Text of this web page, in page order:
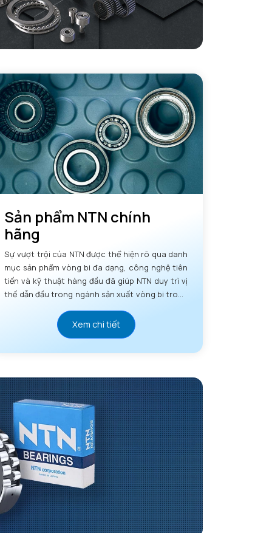
Sản phẩm NTN chính
hãng
Sự vượt trội của NTN được thể hiện rõ qua danh
mục sản phẩm vòng bi đa dạng, công nghệ tiên
tiến và kỹ thuật hàng đầu đã giúp NTN duy trì vị
thế dẫn đầu trong ngành sản xuất vòng bi trong
Xem chi tiết